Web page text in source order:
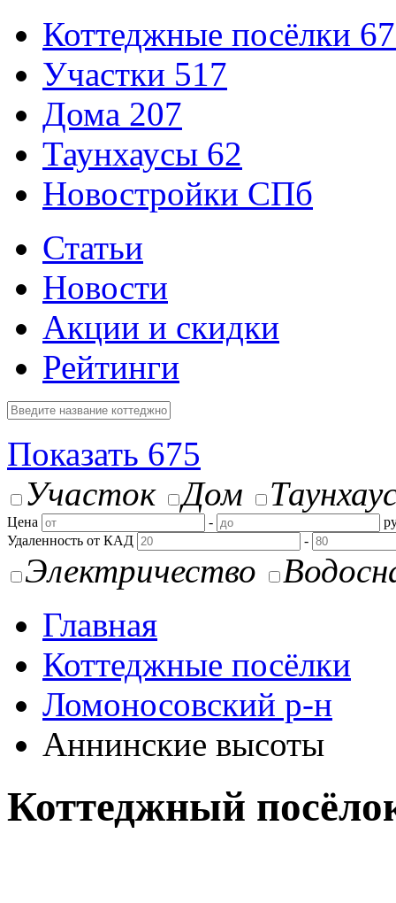
Коттеджные посёлки
Участки 517
Дома 207
Таунхаусы 62
Новостройки СПб
Статьи
Новости
Акции и скидки
Рейтинги
Показать 675
Участок
Дом
Цена -
Удаленность от КАД
-
Электричество
Главная
Коттеджные посёлки
Ломоносовский р-н
Аннинские высоты
Коттеджный